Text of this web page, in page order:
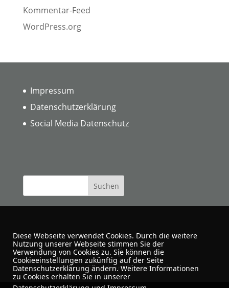
Kommentar-Feed
WordPress.org
Impressum
Datenschutzerklärung
Social Media Datenschutz
Urban Sketchers Dortmund
Diese Webseite verwendet Cookies. Durch die weitere
Nutzung unserer Webseite stimmen Sie der
Verwendung von Cookies zu. Sie können die
Cookieeinstellungen zukünftig auf der Seite
Datenschutzerklärung ändern. Weitere Informationen
zu Cookies erhalten Sie in unserer